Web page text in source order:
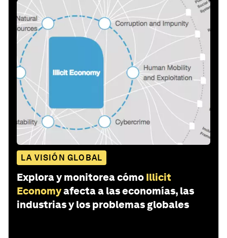
LA VISIÓN GLOBAL
Explora y monitorea cómo Illicit
Economyafecta a las economías, las
industrias y los problemas globales